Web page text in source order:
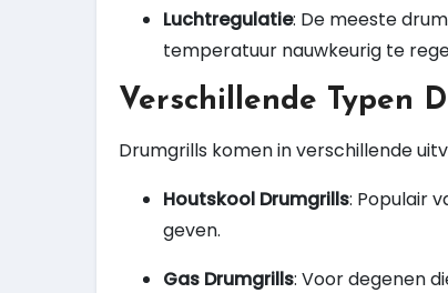
Luchtregulatie: De meeste
temperatuur nauwkeurig te
Verschillende Typen
Drumgrills komen in verschillende
Houtskool Drumgrills: Populair
geven.
Gas Drumgrills: Voor degenen